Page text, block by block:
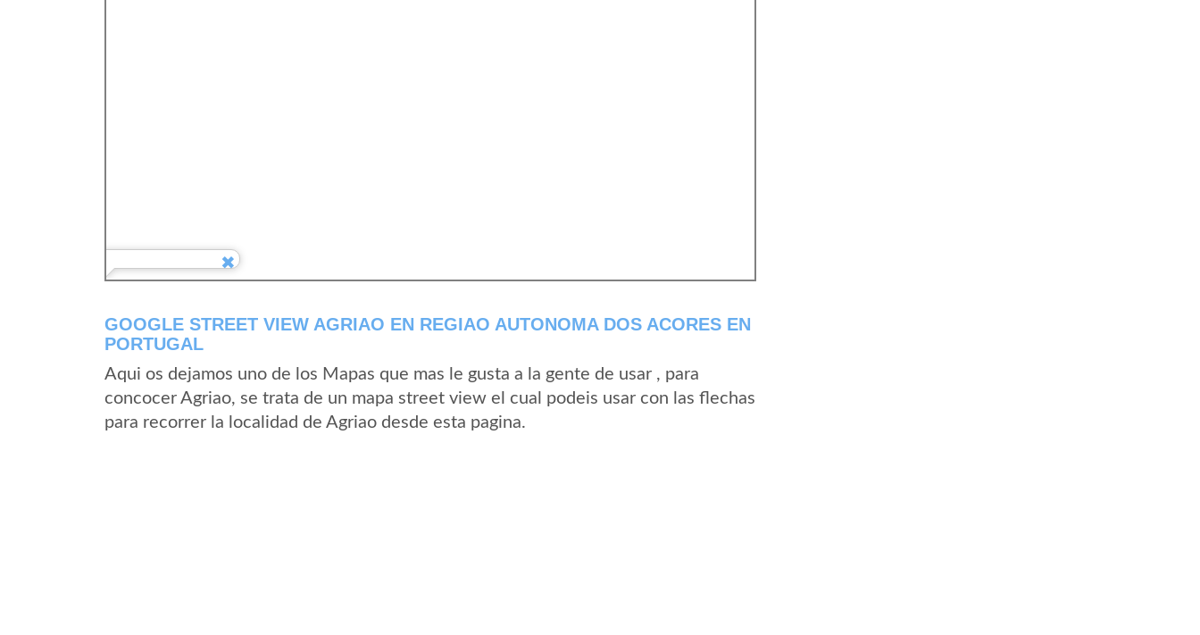
GOOGLE STREET VIEW AGRIAO EN REGIAO AUTONOMA DOS ACORES EN
PORTUGAL
Aqui os dejamos uno de los Mapas que mas le gusta a la gente de usar , para
concocer Agriao, se trata de un mapa street view el cual podeis usar con las flechas
para recorrer la localidad de Agriao desde esta pagina.